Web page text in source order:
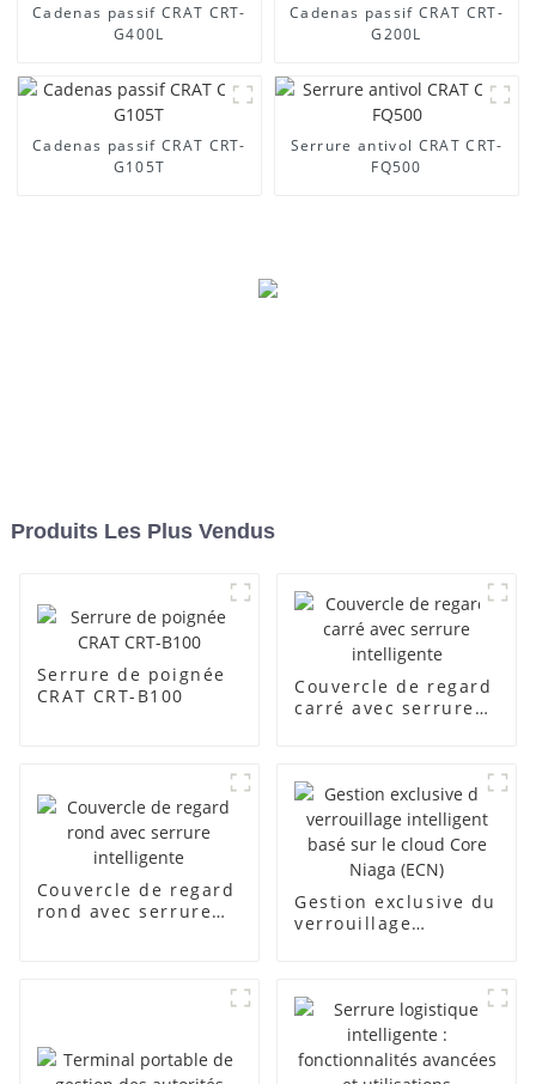
Cadenas passif CRAT CRT-
G400L
Cadenas passif CRAT CRT-
G200L
Cadenas passif CRAT CRT-
G105T
Serrure antivol CRAT CRT-
FQ500
Produits Les Plus Vendus
Serrure de poignée
CRAT CRT-B100
Couvercle de regard
carré avec serrure
Couvercle de regard
rond avec serrure
Gestion exclusive du
verrouillage